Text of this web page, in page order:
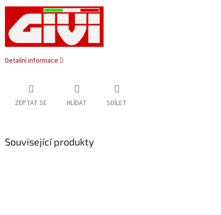
Detailní informace
ZEPTAT SE HLÍDAT SDÍLET
Související produkty